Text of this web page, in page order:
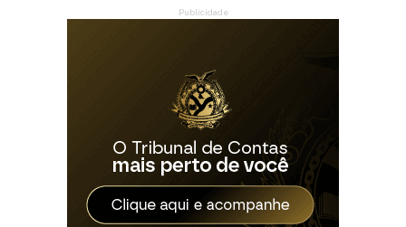
Publicidade